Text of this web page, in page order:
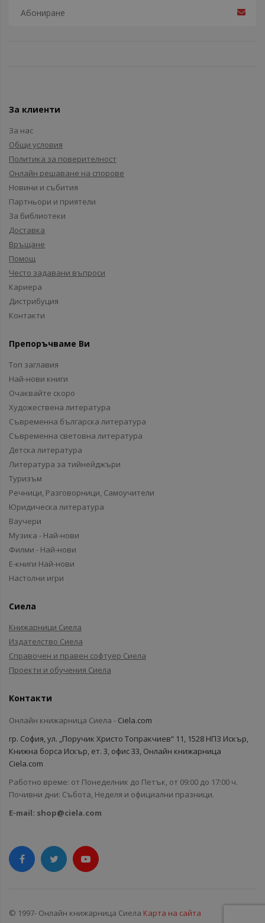
За клиенти
За нас
Общи условия
Политика за поверителност
Онлайн решаване на спорове
Новини и събития
Партньори и приятели
За библиотеки
Доставка
Връщане
Помощ
Често задавани въпроси
Кариера
Дистрибуция
Контакти
Препоръчваме Ви
Топ заглавия
Най-нови книги
Очаквайте скоро
Художествена литература
Съвременна българска литература
Съвременна световна литература
Детска литература
Литература за тийнейджъри
Туризъм
Речници, Разговорници, Самоучители
Юридическа литература
Ваучери
Музика - Най-нови
Филми - Най-нови
Е-книги Най-нови
Настолни игри
Сиела
Книжарници Сиела
Издателство Сиела
Справочен и правен софтуер Сиела
Проекти и обучения Сиела
Контакти
Онлайн книжарница Сиела - Ciela.com
гр. София, ул. „Поручик Христо Топракчиев“ 11, 1528 НПЗ Искър,
Книжна борса Искър, ет. 3, офис 33, Онлайн книжарница
Ciela.com
Работно време: от Понеделник до Петък, от 09:00 до 17:00 ч.
Почивни дни: Събота, Неделя и официални празници.
E-mail: shop@ciela.com
© 1997- Онлайн книжарница Сиела Карта на сайта